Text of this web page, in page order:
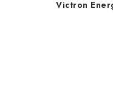
Victron